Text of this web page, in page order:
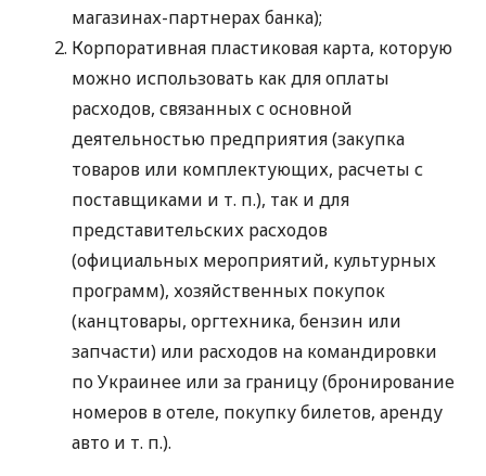
магазинах-партнерах банка);
Корпоративная пластиковая карта, которую
можно использовать как для оплаты
расходов, связанных с основной
деятельностью предприятия (закупка
товаров или комплектующих, расчеты с
поставщиками и т. п.), так и для
представительских расходов
(официальных мероприятий, культурных
программ), хозяйственных покупок
(канцтовары, оргтехника, бензин или
запчасти) или расходов на командировки
по Украинее или за границу (бронирование
номеров в отеле, покупку билетов, аренду
авто и т. п.).